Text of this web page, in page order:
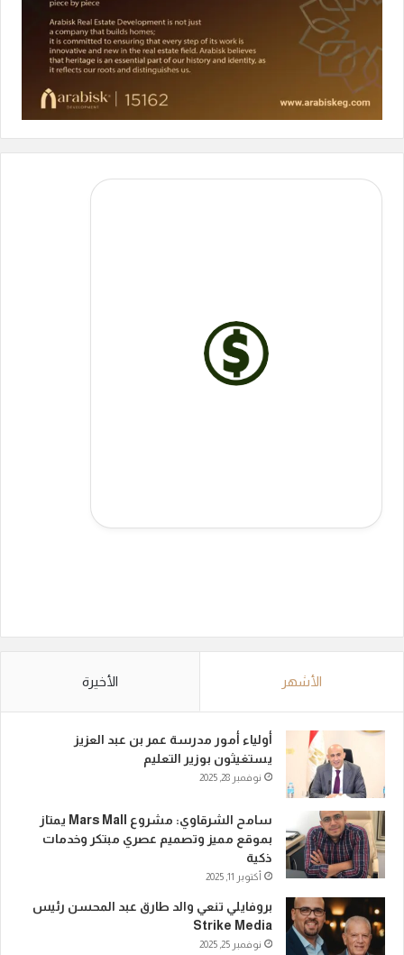
الأشهر الأخيرة
أولياء أمور مدرسة عمر بن عبد العزيز
يستغيثون بوزير التعليم
نوفمبر 28, 2025
سامح الشرقاوي: مشروع Mars Mall يمتاز
بموقع مميز وتصميم عصري مبتكر وخدمات
ذكية
أكتوبر 11, 2025
بروفايلي تنعي والد طارق عبد المحسن رئيس
Strike Media
نوفمبر 25, 2025